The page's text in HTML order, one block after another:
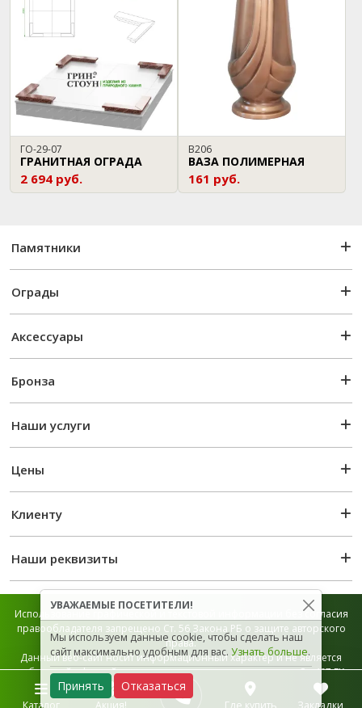
ГО-29-07
ГРАНИТНАЯ ОГРАДА
2 694 руб.
В206
ВАЗА ПОЛИМЕРНАЯ
161 руб.
Памятники
Ограды
Аксессуары
Бронза
Наши услуги
Цены
Клиенту
Наши реквизиты
Использование графической и текстовой информации без согласия
правообладателя запрещено Ст. 56 Закона РБ о защите авторского
права.
Данный веб-сайт носит информационный характер и не является
публичной офертой, которая определяется положением Ст. 407 ГК
РБ.
Карта сайта
Каталог Акция! Где купить Закладки
УВАЖАЕМЫЕ ПОСЕТИТЕЛИ!
Мы используем данные cookie, чтобы сделать наш
сайт максимально удобным для вас. Узнать больше.
Принять Отказаться